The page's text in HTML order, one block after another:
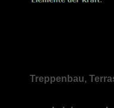
Treppenbau,